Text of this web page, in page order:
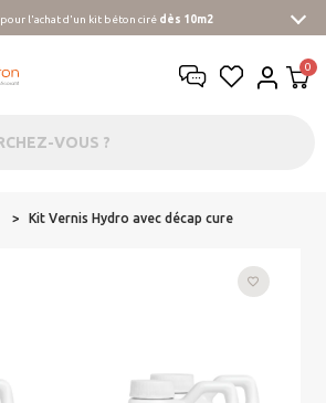
pour l'achat d'un kit béton ciré dès 10m2
Kit Vernis Hydro avec décap cure
favorite_border